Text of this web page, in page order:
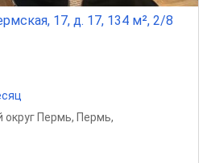
17, д. 17, 134 м², 2/8
округ Пермь, Пермь,